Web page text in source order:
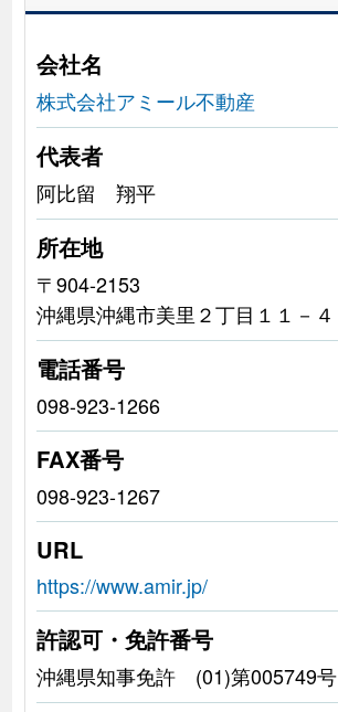
会社名
株式会社アミール不動産
代表者
阿比留 翔平
所在地
〒904-2153
沖縄県沖縄市美里２丁目１１－４
電話番号
098-923-1266
FAX番号
098-923-1267
URL
https://www.amir.jp/
許認可・免許番号
沖縄県知事免許 (01)第005749号